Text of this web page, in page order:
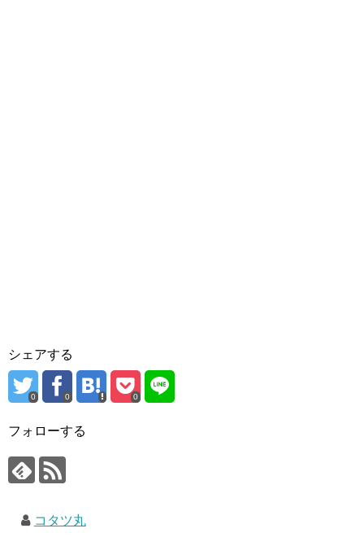
シェアする
0 0 0
フォローする
コタツ丸